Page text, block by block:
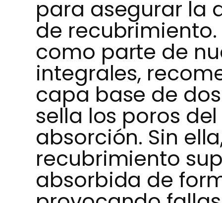
para asegurar la
de recubrimiento.
como parte de
integrales,
capa base de
sella los poros
absorción. Sin
recubrimiento
absorbida de